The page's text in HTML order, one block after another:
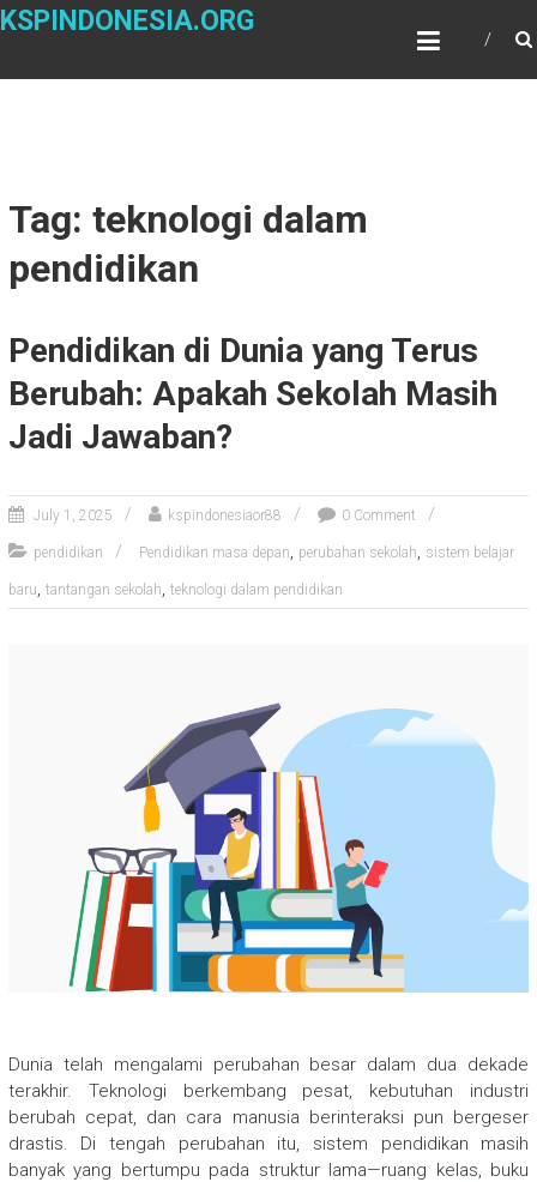
Skip
KSPINDONESIA.ORG
Tag: teknologi dalam
pendidikan
Pendidikan di Dunia yang Terus
Berubah: Apakah Sekolah Masih
Jadi Jawaban?
July 1, 2025 kspindonesiaor88 0 Comment
pendidikan Pendidikan masa depan, perubahan sekolah, sistem belajar
baru, tantangan sekolah, teknologi dalam pendidikan
Dunia telah mengalami perubahan besar dalam dua dekade
terakhir. Teknologi berkembang pesat, kebutuhan industri
berubah cepat, dan cara manusia berinteraksi pun bergeser
drastis. Di tengah perubahan itu, sistem pendidikan masih
banyak yang bertumpu pada struktur lama—ruang kelas, buku